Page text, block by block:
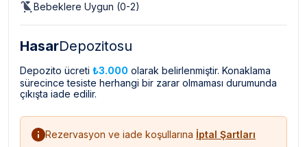
Bebeklere Uygun (0-2)
HasarDepozitosu
Depozito ücreti ₺3.000 olarak belirlenmiştir. Konaklama
sürecince tesiste herhangi bir zarar olmaması durumunda
çıkışta iade edilir.
Rezervasyon ve iade koşullarına İptal Şartları